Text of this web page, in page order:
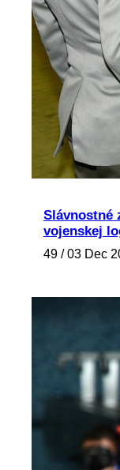
Slávnostné
vojenskej
49 / 03 Dec